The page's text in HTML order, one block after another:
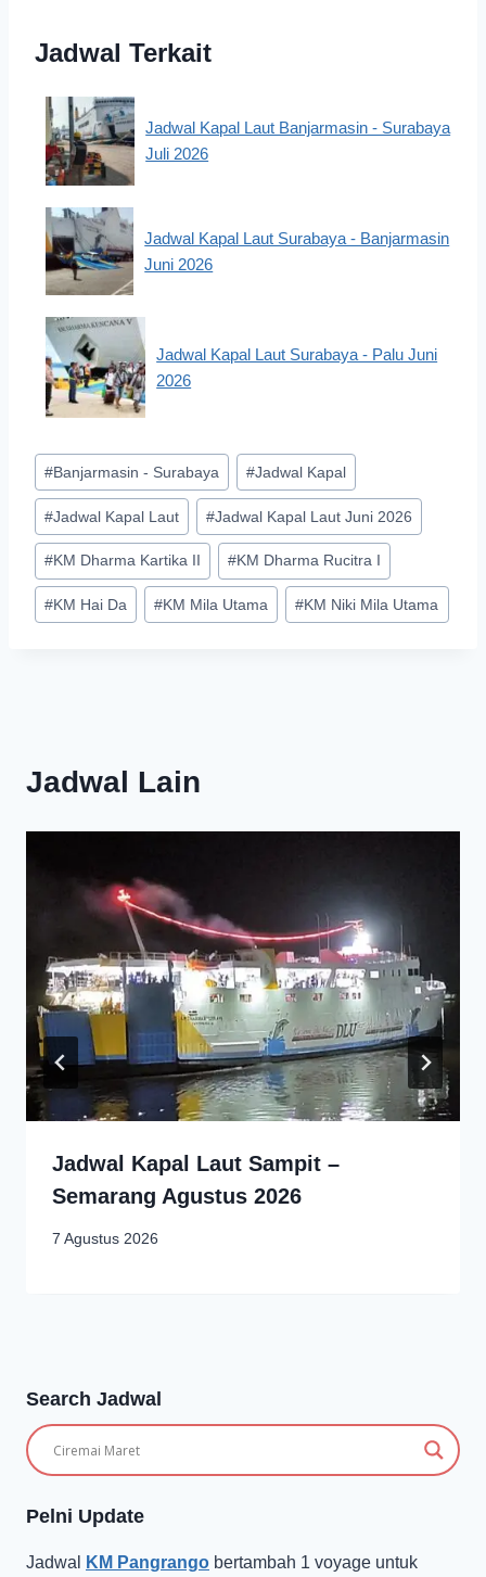
Jadwal Terkait
Jadwal Kapal Laut Banjarmasin - Surabaya
Juli 2026
Jadwal Kapal Laut Surabaya - Banjarmasin
Juni 2026
Jadwal Kapal Laut Surabaya - Palu Juni
2026
Post
Tags:
#Banjarmasin - Surabaya #Jadwal Kapal
#Jadwal Kapal Laut #Jadwal Kapal Laut Juni 2026
#KM Dharma Kartika II #KM Dharma Rucitra I
#KM Hai Da #KM Mila Utama #KM Niki Mila Utama
Jadwal Lain
Jadwal Kapal Laut Sampit –
Semarang Agustus 2026
7 Agustus 2026
Search Jadwal
Pelni Update
Jadwal KM Pangrango bertambah 1 voyage untuk